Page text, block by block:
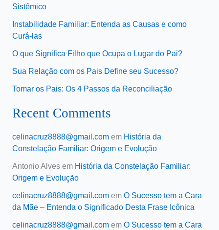
Sistêmico
Instabilidade Familiar: Entenda as Causas e como
Curá-las
O que Significa Filho que Ocupa o Lugar do Pai?
Sua Relação com os Pais Define seu Sucesso?
Tomar os Pais: Os 4 Passos da Reconciliação
Recent Comments
celinacruz8888@gmail.comem História da
Constelação Familiar: Origem e Evolução
Antonio Alvesem História da Constelação Familiar:
Origem e Evolução
celinacruz8888@gmail.comem O Sucesso tem a Cara
da Mãe – Entenda o Significado Desta Frase Icônica
celinacruz8888@gmail.comem O Sucesso tem a Cara